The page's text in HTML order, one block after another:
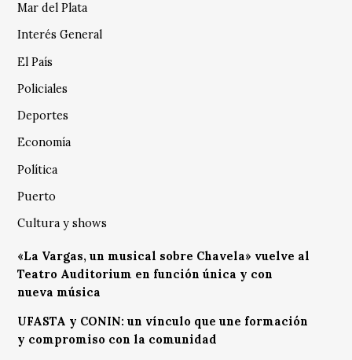
Mar del Plata
Interés General
El País
Policiales
Deportes
Economía
Política
Puerto
Cultura y shows
«La Vargas, un musical sobre Chavela» vuelve al
Teatro Auditorium en función única y con
nueva música
UFASTA y CONIN: un vínculo que une formación
y compromiso con la comunidad